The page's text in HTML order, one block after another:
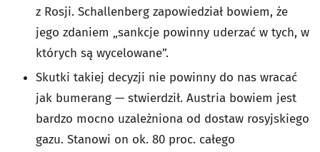
z Rosji. Schallenberg zapowiedział bowiem, że
jego zdaniem „sankcje powinny uderzać w tych, w
których są wycelowane”.
Skutki takiej decyzji nie powinny do nas wracać
jak bumerang — stwierdził. Austria bowiem jest
bardzo mocno uzależniona od dostaw rosyjskiego
gazu. Stanowi on ok. 80 proc. całego